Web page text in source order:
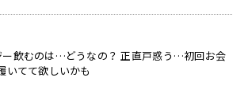
ー飲むのは…どうなの？ 正直戸惑う…初回お会
いてて欲しいかも